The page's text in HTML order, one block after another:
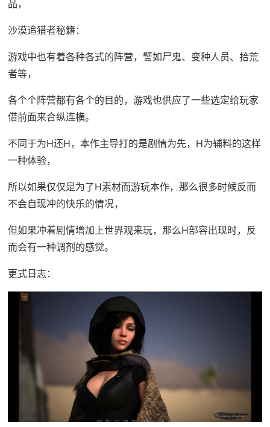
品，
沙漠追猎者秘籍：
游戏中也有着各种各式的阵营，譬如尸鬼、变种人员、拾荒
者等，
各个个阵营都有各个的目的，游戏也供应了一些选定给玩家
借前面来合纵连横。
不同于为H还H，本作主导打的是剧情为先，H为辅料的这样
一种体验，
所以如果仅仅是为了H素材而游玩本作，那么很多时候反而
不会自现冲的快乐的情况，
但如果冲着剧情增加上世界观来玩，那么H部容出现时，反
而会有一种调剂的感觉。
更式日志：